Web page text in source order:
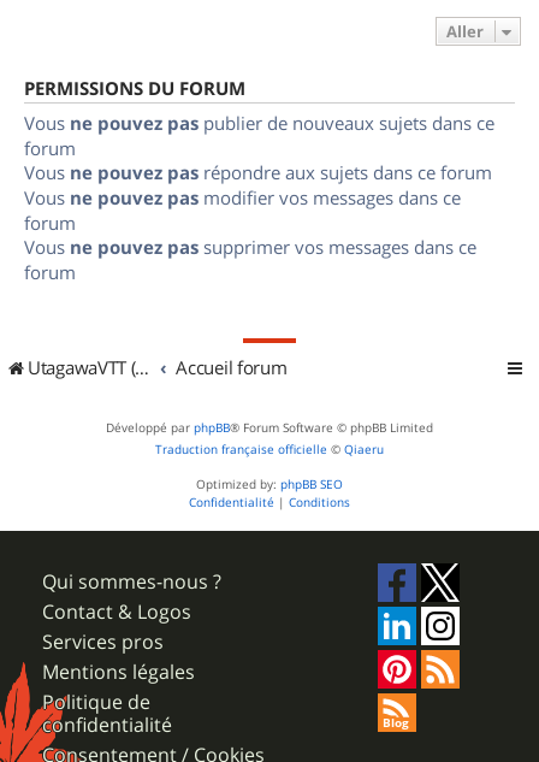
Aller
PERMISSIONS DU FORUM
Vous ne pouvez pas publier de nouveaux sujets dans ce
forum
Vous ne pouvez pas répondre aux sujets dans ce forum
Vous ne pouvez pas modifier vos messages dans ce
forum
Vous ne pouvez pas supprimer vos messages dans ce
forum
UtagawaVTT (Randos VTT et VTTAE avec traces GPS) Accueil forum
Développé par phpBB® Forum Software © phpBB Limited
Traduction française officielle © Qiaeru
Optimized by: phpBB SEO
Confidentialité | Conditions
Qui sommes-nous ?
Contact & Logos
Services pros
Mentions légales
Politique de
confidentialité
Consentement / Cookies